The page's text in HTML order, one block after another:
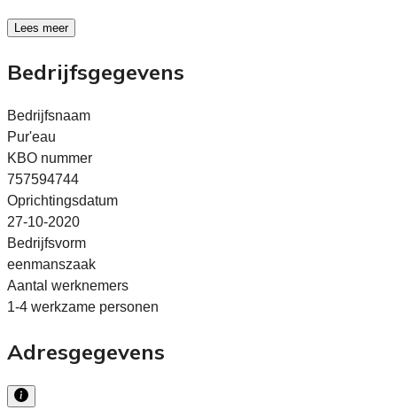
Lees meer
Bedrijfsgegevens
Bedrijfsnaam
Pur'eau
KBO nummer
757594744
Oprichtingsdatum
27-10-2020
Bedrijfsvorm
eenmanszaak
Aantal werknemers
1-4 werkzame personen
Adresgegevens